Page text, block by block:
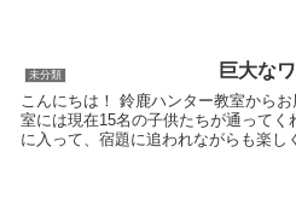
未分類 巨大な
こんにちは！ 鈴鹿ハンター教室か
室には現在15名の子供たちが通って
に入って、宿題に追われながらも楽し